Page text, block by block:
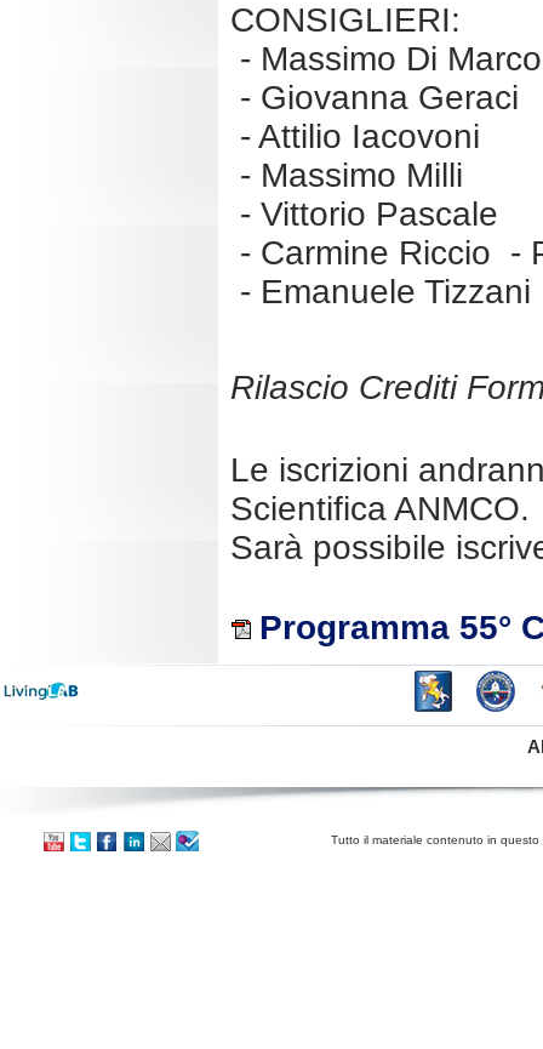
CONSIGLIERI:
- Massimo Di Marco
- Giovanna Geraci
- Attilio Iacovoni
- Massimo Milli
- Vittorio Pascale
- Carmine Riccio -
- Emanuele Tizzani
Rilascio Crediti
Le iscrizioni
Scientifica ANMCO.
Sarà possibile
Programma 55°
Tutto il materiale contenuto in